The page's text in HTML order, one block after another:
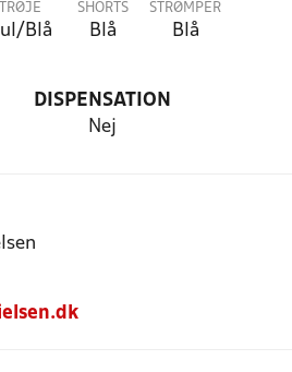
TRØJE
Blå
SHORTS
Blå
STRØMPER
Blå
DISPENSATION
Nej